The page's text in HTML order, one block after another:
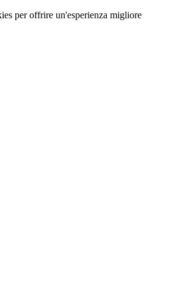
per offrire un'esperienza migliore